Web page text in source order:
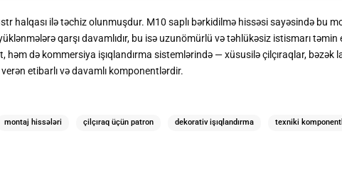
halqası ilə təchiz olunmuşdur. M10 saplı bərkidilmə hissəsisayəsində bu
qarşı davamlıdır, bu isə uzunömürlü və təhlükəsiz istismarı təmin
də kommersiya işıqlandırma sistemlərində — xüsusilə çilçıraqlar, bəzək
etibarlı və davamlı komponentlərdir.
montaj hissələri çilçıraq üçün patron dekorativ işıqlandırma texniki